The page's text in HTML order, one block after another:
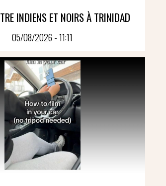
INDIENS ET NOIRS À TRINIDAD
05/08/2026 - 11:11